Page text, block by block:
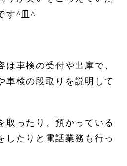
す^皿^
は車検の受付や出庫で、
車検の段取りを説明して
取ったり、預かっている
したりと電話業務も行っ